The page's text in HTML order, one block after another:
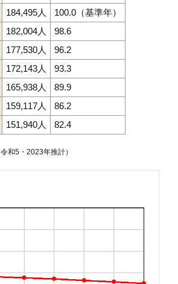
184,495人
100.0（基準年）
182,004人
98.6
177,530人
96.2
172,143人
93.3
165,938人
89.9
159,117人
86.2
151,940人 82.4
令和5・2023年推計）